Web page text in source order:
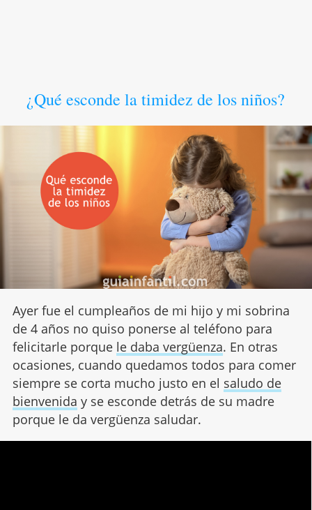
¿Qué esconde la timidez de los niños?
Ayer fue el cumpleaños de mi hijo y mi sobrina
de 4 años no quiso ponerse al teléfono para
felicitarle porque le daba vergüenza. En otras
ocasiones, cuando quedamos todos para comer
siempre se corta mucho justo en el saludo de
bienvenida y se esconde detrás de su madre
porque le da vergüenza saludar.